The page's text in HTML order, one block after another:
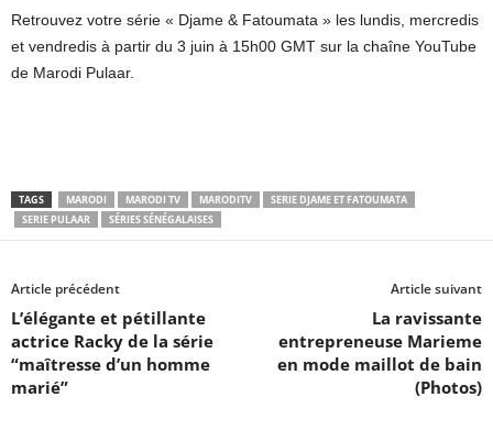
Retrouvez votre série « Djame & Fatoumata » les lundis, mercredis
et vendredis à partir du 3 juin à 15h00 GMT sur la chaîne YouTube
de Marodi Pulaar.
TAGS MARODI MARODI TV MARODITV
SERIE DJAME ET FATOUMATA
SERIE PULAAR
SÉRIES SÉNÉGALAISES
Article précédent
L’élégante et pétillante
actrice Racky de la série
“maîtresse d’un homme
marié”
Article suivant
La ravissante
entrepreneuse Marieme
en mode maillot de bain
(Photos)